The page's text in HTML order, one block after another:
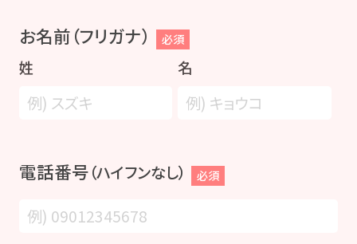
お名前（フリガナ） 必須
姓 名
電話番号（ハイフンなし） 必須